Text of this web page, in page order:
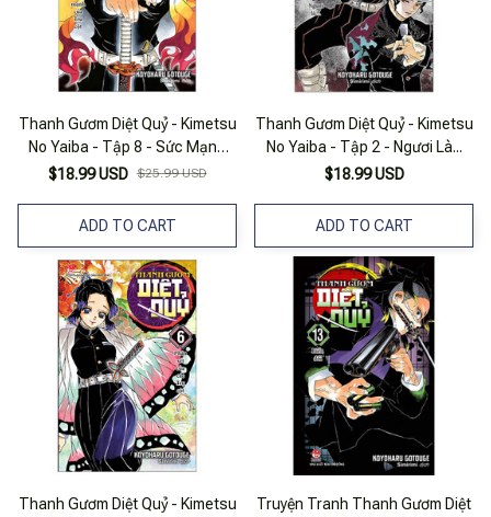
Thanh Gươm Diệt Quỷ - Kimetsu
No Yaiba - Tập 8 - Sức Mạnh
Của Thượng Huyền - Sức Mạnh
$18.99 USD $25.99 USD
ADD TO CART
Thanh Gươm Diệt Quỷ - Kimetsu
No Yaiba - Tập 2 - Ngươi Là...
$18.99 USD
ADD TO CART
Thanh Gươm Diệt Quỷ - Kimetsu
Truyện Tranh Thanh Gươm Diệt